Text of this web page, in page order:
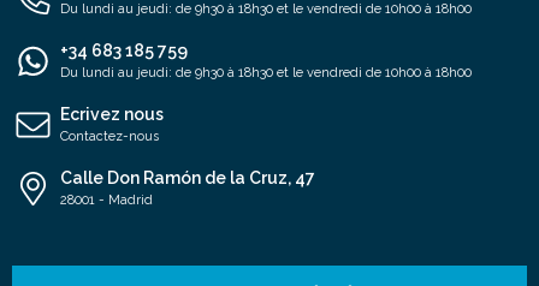
Du lundi au jeudi: de 9h30 à 18h30 et le vendredi de 10h00 à 18h00
+34 683 185 759
Du lundi au jeudi: de 9h30 à 18h30 et le vendredi de 10h00 à 18h00
Ecrivez nous
Contactez-nous
Calle Don Ramón de la Cruz, 47
28001 - Madrid